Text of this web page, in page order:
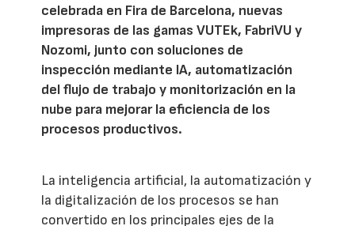
celebrada en Fira de Barcelona, nuevas
impresoras de las gamas VUTEk, FabriVU y
Nozomi, junto con soluciones de
inspección mediante IA, automatización
del flujo de trabajo y monitorización en la
nube para mejorar la eficiencia de los
procesos productivos.
La inteligencia artificial, la automatización y
la digitalización de los procesos se han
convertido en los principales ejes de la